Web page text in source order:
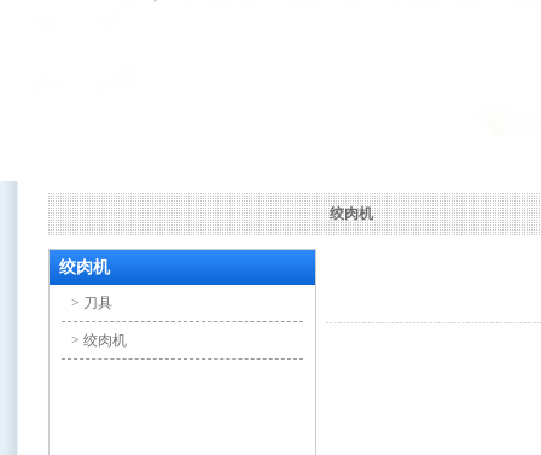
绞肉机
绞肉机
> 刀具
> 绞肉机